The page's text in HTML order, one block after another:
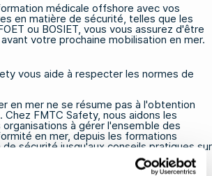
médicale offshore avec vos
en matière de sécurité, telles que les
ou BOSIET , vous vous assurez d'être
votre prochaine mobilisation en mer.
vous aide à respecter les normes de
en mer ne se résume pas à l'obtention
FMTC Safety, nous aidons les
à gérer l'ensemble des
en mer, depuis les formations
sécurité jusqu'aux conseils pratiques sur
avant votre départ.